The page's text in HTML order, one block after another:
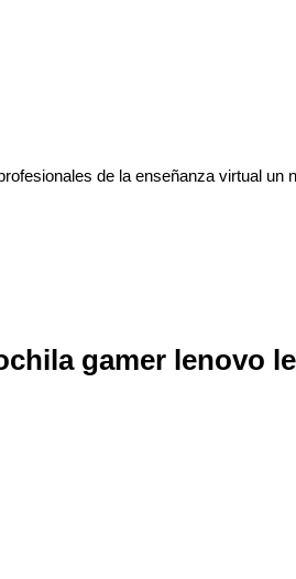
de la enseñanza virtual un
gamer lenovo